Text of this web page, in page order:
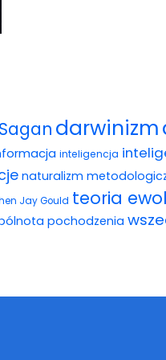
darwinizm
inteligencja
naturalizm
Jay Gould teoria
pochodzenia